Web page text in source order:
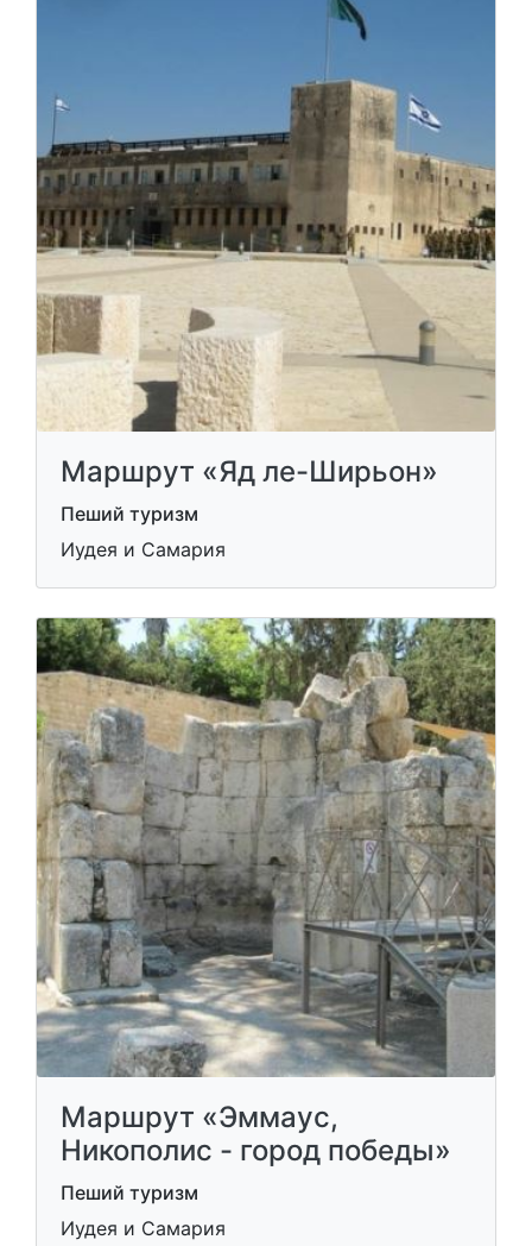
Маршрут «Яд ле-Ширьон»
Пеший туризм
Иудея и Самария
Маршрут «Эммаус,
Никополис - город победы»
Пеший туризм
Иудея и Самария